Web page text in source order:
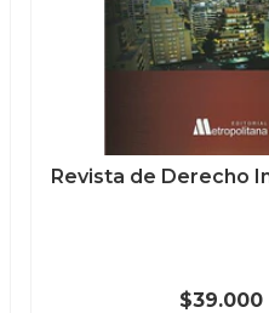
Revista de Derecho
$39.000